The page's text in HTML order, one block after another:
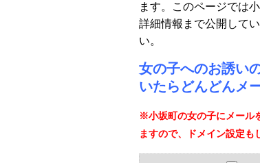
ます。このページでは
詳細情報まで公開して
い。
女の子へのお誘い
いたらどんどんメ
※小坂町の女の子にメール
ますので、ドメイン設定も